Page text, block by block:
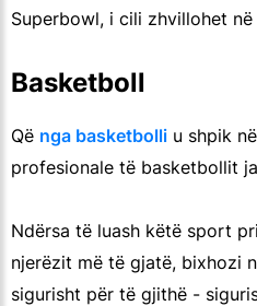
Superbowl, i cili zhvillohet
Basketboll
Që nga basketbolli u shpik
profesionale të basketbollit
Ndërsa të luash këtë sport
njerëzit më të gjatë, bixhozi
sigurisht për të gjithë -